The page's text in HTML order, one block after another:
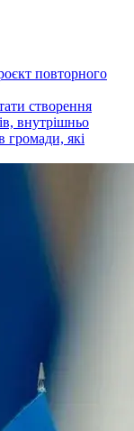
повторного
створення
внутрішньо
громади, які